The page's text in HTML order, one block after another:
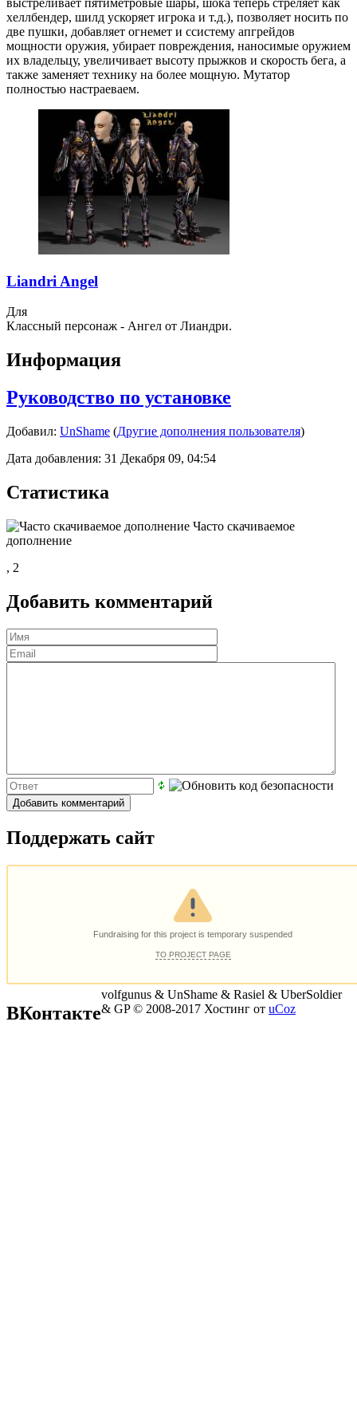
выстреливает пятиметровые шары, шока теперь стреляет как
хеллбендер, шилд ускоряет игрока и т.д.), позволяет носить по
две пушки, добавляет огнемет и ссистему апгрейдов
мощности оружия, убирает повреждения, наносимые оружием
их владельцу, увеличивает высоту прыжков и скорость бега, а
также заменяет технику на более мощную. Мутатор
полностью настраеваем.
Liandri Angel
Для
Классный персонаж - Ангел от Лиандри.
Информация
Руководство по установке
Добавил: UnShame (Другие дополнения пользователя)
Дата добавления: 31 Декабря 09, 04:54
Статистика
Часто скачиваемое
дополнение
, 2
Добавить комментарий
Поддержать сайт
ВКонтакте
volfgunus & UnShame & Rasiel & UberSoldier
& GP © 2008-2017 Хостинг от uCoz